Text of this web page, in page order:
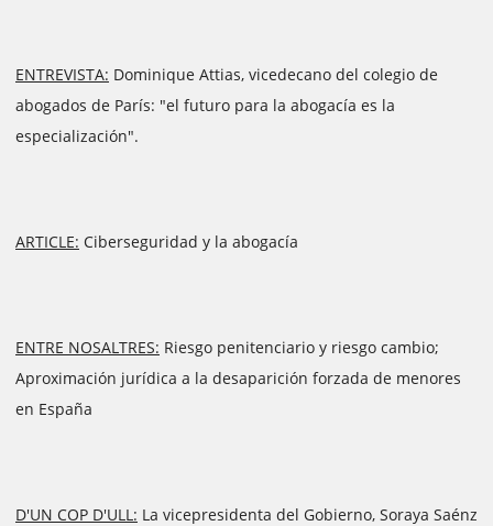
ENTREVISTA: Dominique Attias, vicedecano del colegio de
abogados de París: "el futuro para la abogacía es la
especialización".
ARTICLE: Ciberseguridad y la abogacía
ENTRE NOSALTRES: Riesgo penitenciario y riesgo cambio;
Aproximación jurídica a la desaparición forzada de menores
en España
D'UN COP D'ULL: La vicepresidenta del Gobierno, Soraya Saénz